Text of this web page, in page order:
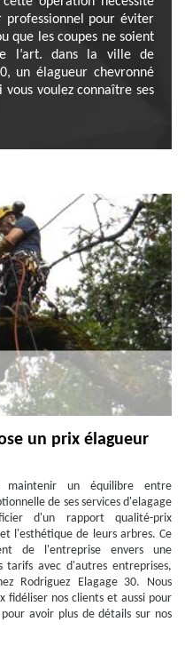
professionnel pour éviter
que les coupes ne soient
l’art. dans la ville de
un élagueur chevronné
vous voulez connaître ses
un prix élagueur
maintenir un équilibre entre
de ses services d'elagage
d'un rapport qualité-prix
l'esthétique de leurs arbres. Ce
de l'entreprise envers une
tarifs avec d'autres entreprises,
Rodriguez Elagage 30. Nous
fidéliser nos clients et aussi pour
avoir plus de détails sur nos